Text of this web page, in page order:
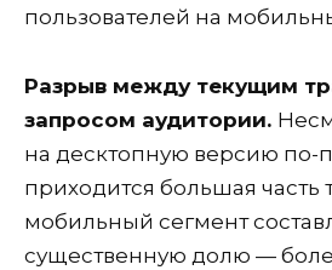
пользователей на
Разрыв между текущим
запросом аудитории.
на десктопную версию по-
приходится большая часть
мобильный сегмент
существенную долю —